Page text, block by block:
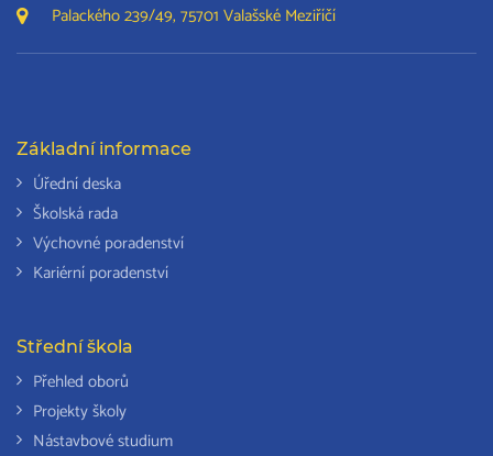
Palackého 239/49, 75701 Valašské Meziříčí
Základní informace
Úřední deska
Školská rada
Výchovné poradenství
Kariérní poradenství
Střední škola
Přehled oborů
Projekty školy
Nástavbové studium